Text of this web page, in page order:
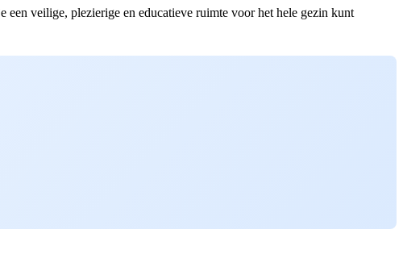
veilige, plezierige en educatieve ruimte voor het hele gezin kunt